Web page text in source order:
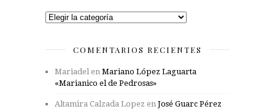
Categorías
COMENTARIOS RECIENTES
Mariadel en Mariano López Laguarta
«Marianico el de Pedrosas»
Altamira Calzada Lopez en José Guarc Pérez